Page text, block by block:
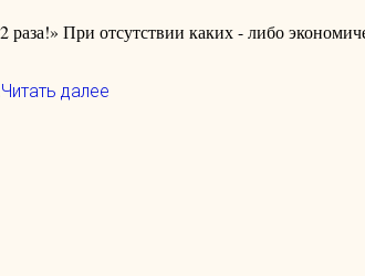
раза!» При отсутствии каких - либо
Читать далее